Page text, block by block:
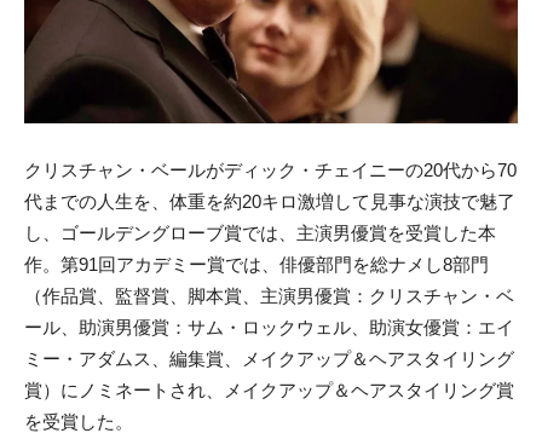
クリスチャン・ベールがディック・チェイニーの20代から70
代までの人生を、体重を約20キロ激増して見事な演技で魅了
し、ゴールデングローブ賞では、主演男優賞を受賞した本
作。第91回アカデミー賞では、俳優部門を総ナメし8部門
（作品賞、監督賞、脚本賞、主演男優賞：クリスチャン・ベ
ール、助演男優賞：サム・ロックウェル、助演女優賞：エイ
ミー・アダムス、編集賞、メイクアップ＆ヘアスタイリング
賞）にノミネートされ、メイクアップ＆ヘアスタイリング賞
を受賞した。